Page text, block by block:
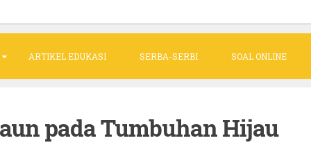
ARTIKEL EDUKASI SERBA-SERBI SOAL ONLINE
pada Tumbuhan Hijau